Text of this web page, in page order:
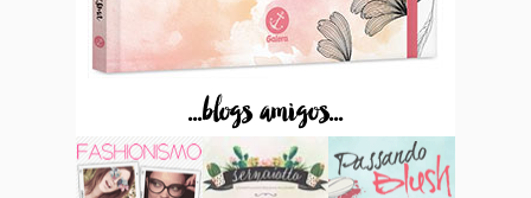
...blogs amigos...